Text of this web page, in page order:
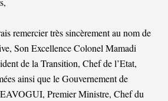
remercier très sincèrement au nom de
Son Excellence Colonel Mamadi
de la Transition, Chef de l’Etat,
ainsi que le Gouvernement de
Premier Ministre, Chef du